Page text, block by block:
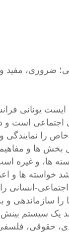
ضروری،
ایست یونانی
اجتماعی است و
را نمایندگی و
بخش ها و
ها، و غیره
خواسته ها و
انسانی
را سازماندهی و
یک سیستم
حقوقی،